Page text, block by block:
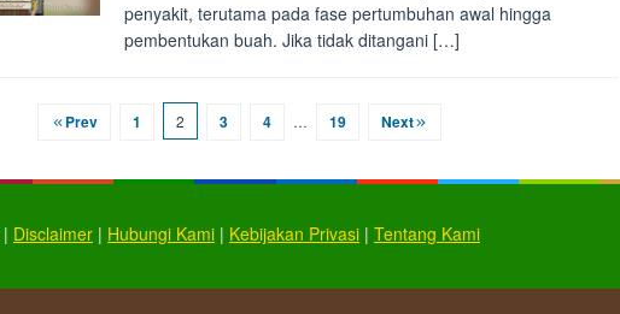
penyakit, terutama pada fase pertumbuhan awal hingga
pembentukan buah. Jika tidak ditangani […]
Prev 1 2 3 4 … 19 Next
| Disclaimer | Hubungi Kami | Kebijakan Privasi | Tentang Kami